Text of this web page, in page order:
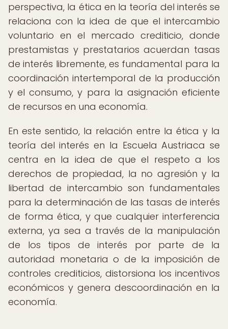
perspectiva, la ética en la teoría del interés se
relaciona con la idea de que el intercambio
voluntario en el mercado crediticio, donde
prestamistas y prestatarios acuerdan tasas
de interés libremente, es fundamental para la
coordinación intertemporal de la producción
y el consumo, y para la asignación eficiente
de recursos en una economía.
En este sentido, la relación entre la ética y la
teoría del interés en la Escuela Austriaca se
centra en la idea de que el respeto a los
derechos de propiedad, la no agresión y la
libertad de intercambio son fundamentales
para la determinación de las tasas de interés
de forma ética, y que cualquier interferencia
externa, ya sea a través de la manipulación
de los tipos de interés por parte de la
autoridad monetaria o de la imposición de
controles crediticios, distorsiona los incentivos
económicos y genera descoordinación en la
economía.